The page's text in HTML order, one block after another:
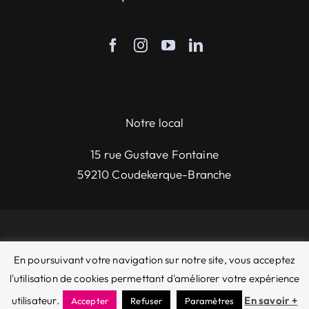
Notre local
15 rue Gustave Fontaine
59210 Coudekerque-Branche
Politique de protection de la vie privée|Mentions
légales
En poursuivant votre navigation sur notre site, vous acceptez
l'utilisation de cookies permettant d'améliorer votre expérience
utilisateur.
Accepter Refuser Paramètres En savoir +